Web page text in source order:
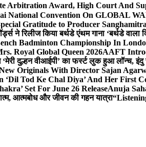
Arbitration Award, High Court And
National Convention On GLOBAL
Gratitude to Producer
ने रिलीज किया बर्थडे एंथम गाना ‘बर्थडे वाला
Badminton Championship In
Royal Global Queen 2026AAFT
‘मेरी दुल्हन वीआईपी’ का फर्स्ट लुक हुआ लॉन्च,
Originals With Director Sajan
‘Dil Tod Ke Chal Diya’ And Her First
Set For June 26 ReleaseAnuja
आत्मबोध और जीवन की गहन यात्रा